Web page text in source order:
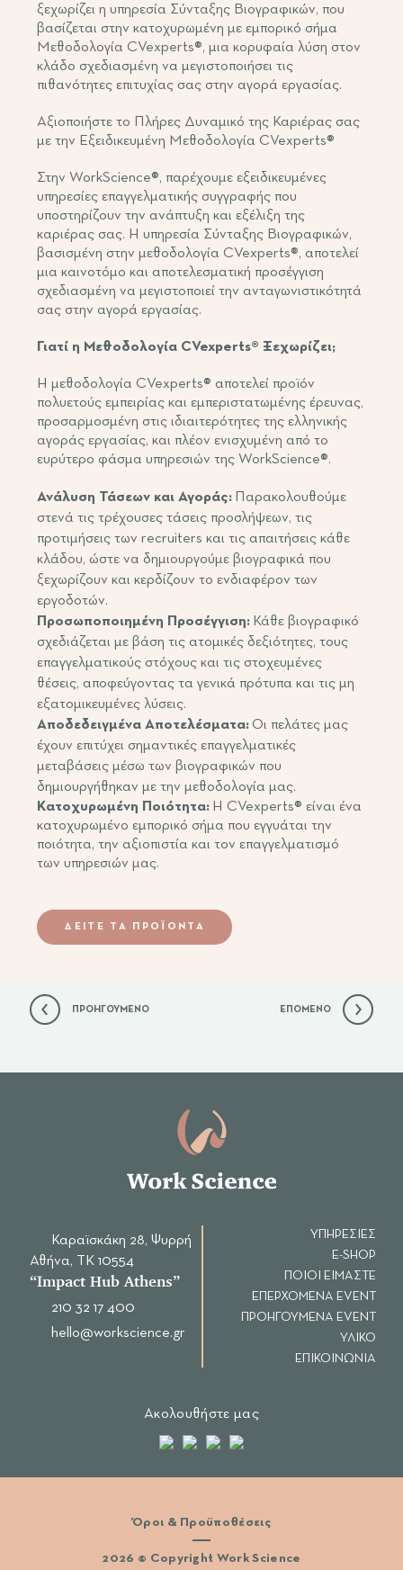
ξεχωρίζει η υπηρεσία Σύνταξης Βιογραφικών, που
βασίζεται στην κατοχυρωμένη με εμπορικό σήμα
Μεθοδολογία CVexperts®, μια κορυφαία λύση στον
κλάδο σχεδιασμένη να μεγιστοποιήσει τις
πιθανότητες επιτυχίας σας στην αγορά εργασίας.
Αξιοποιήστε το Πλήρες Δυναμικό της Καριέρας σας
με την Εξειδικευμένη Μεθοδολογία CVexperts®
Στην WorkScience®, παρέχουμε εξειδικευμένες
υπηρεσίες επαγγελματικής συγγραφής που
υποστηρίζουν την ανάπτυξη και εξέλιξη της
καριέρας σας. Η υπηρεσία Σύνταξης Βιογραφικών,
βασισμένη στην μεθοδολογία CVexperts®, αποτελεί
μια καινοτόμο και αποτελεσματική προσέγγιση
σχεδιασμένη να μεγιστοποιεί την ανταγωνιστικότητά
σας στην αγορά εργασίας.
Γιατί η Μεθοδολογία CVexperts® Ξεχωρίζει;
Η μεθοδολογία CVexperts® αποτελεί προϊόν
πολυετούς εμπειρίας και εμπεριστατωμένης έρευνας,
προσαρμοσμένη στις ιδιαιτερότητες της ελληνικής
αγοράς εργασίας, και πλέον ενισχυμένη από το
ευρύτερο φάσμα υπηρεσιών της WorkScience®.
Ανάλυση Τάσεων και Αγοράς: Παρακολουθούμε
στενά τις τρέχουσες τάσεις προσλήψεων, τις
προτιμήσεις των recruiters και τις απαιτήσεις κάθε
κλάδου, ώστε να δημιουργούμε βιογραφικά που
ξεχωρίζουν και κερδίζουν το ενδιαφέρον των
εργοδοτών.
Προσωποποιημένη Προσέγγιση: Κάθε βιογραφικό
σχεδιάζεται με βάση τις ατομικές δεξιότητες, τους
επαγγελματικούς στόχους και τις στοχευμένες
θέσεις, αποφεύγοντας τα γενικά πρότυπα και τις μη
εξατομικευμένες λύσεις.
Αποδεδειγμένα Αποτελέσματα:Οι πελάτες μας
έχουν επιτύχει σημαντικές επαγγελματικές
μεταβάσεις μέσω των βιογραφικών που
δημιουργήθηκαν με την μεθοδολογία μας.
Κατοχυρωμένη Ποιότητα: Η CVexperts® είναι ένα
κατοχυρωμένο εμπορικό σήμα που εγγυάται την
ποιότητα, την αξιοπιστία και τον επαγγελματισμό
των υπηρεσιών μας.
ΔΕΙΤΕ ΤΑ ΠΡΟΪΟΝΤΑ
ΠΡΟΗΓΟΥΜΕΝΟ ΕΠΟΜΕΝΟ
Καραϊσκάκη 28, Ψυρρή
Αθήνα, ΤΚ 10554
“Ιmpact Hub Athens”
210 32 17 400
hello@workscience.gr
ΥΠΗΡΕΣΙΕΣ
E-SHOP
ΠΟΙΟΙ ΕΙΜΑΣΤΕ
ΕΠΕΡΧΟΜΕΝΑ EVENT
ΠΡΟΗΓΟΥΜΕΝΑ EVENT
ΥΛΙΚΟ
ΕΠΙΚΟΙΝΩΝΙΑ
Ακολουθήστε μας
Όροι & Προϋποθέσεις
2026 © Copyright Work Science